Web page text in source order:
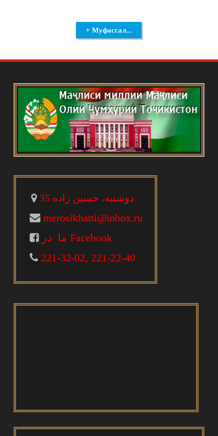
+ Муфассал...
دوشنبه، حسین زاده 35
merosikhatti@inbox.ru
ما در Facebook
221-32-02, 221-22-40